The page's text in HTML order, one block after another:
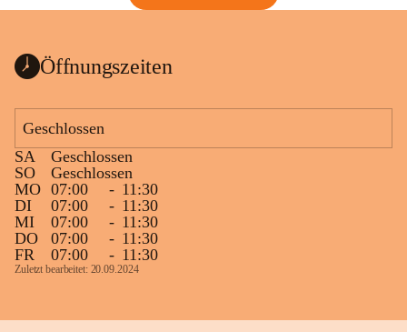
Öffnungszeiten
Geschlossen
SA
Geschlossen
SO
Geschlossen
MO 07:00 - 11:30
DI
07:00 - 11:30
MI
07:00 - 11:30
DO
07:00 - 11:30
FR
07:00 - 11:30
Zuletzt bearbeitet: 20.09.2024